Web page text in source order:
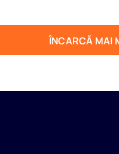
ÎNCARCĂ MAI